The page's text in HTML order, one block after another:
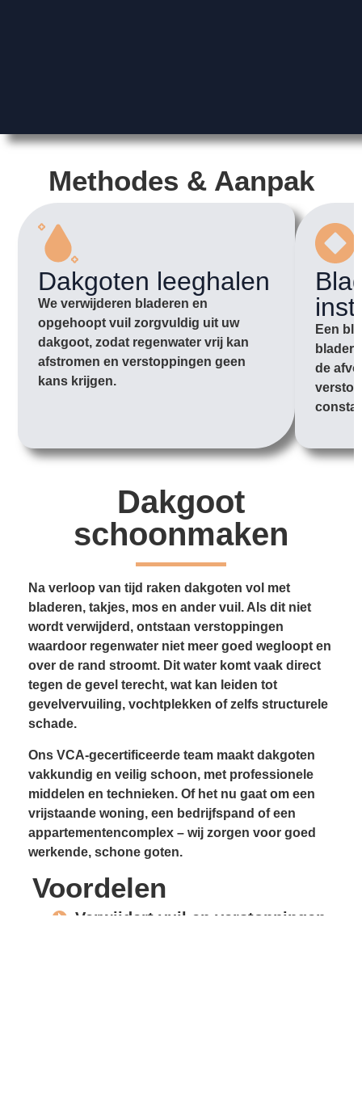
Methodes & Aanpak
Dakgoten leeghalen
We verwijderen bladeren en
opgehoopt vuil zorgvuldig uit uw
dakgoot, zodat regenwater vrij kan
afstromen en verstoppingen geen
kans krijgen.
Een
de
Dakgoot
schoonmaken
Na verloop van tijd raken dakgoten vol met
bladeren, takjes, mos en ander vuil. Als dit niet
wordt verwijderd, ontstaan verstoppingen
waardoor regenwater niet meer goed wegloopt en
over de rand stroomt. Dit water komt vaak direct
tegen de gevel terecht, wat kan leiden tot
gevelvervuiling, vochtplekken of zelfs structurele
schade.
Ons VCA-gecertificeerde team maakt dakgoten
vakkundig en veilig schoon, met professionele
middelen en technieken. Of het nu gaat om een
vrijstaande woning, een bedrijfspand of een
appartementencomplex – wij zorgen voor goed
werkende, schone goten.
Voordelen
Verwijdert vuil en verstoppingen